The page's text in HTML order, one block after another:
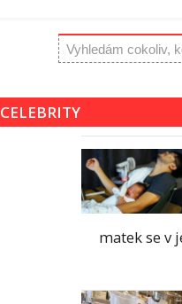
CELEBRITY
matek se v